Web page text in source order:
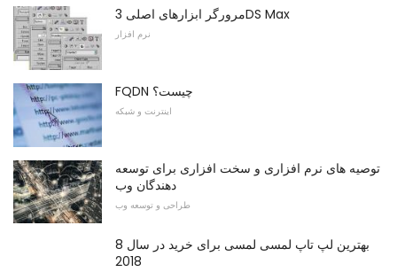
مرورگر ابزارهای اصلی 3DS Max
نرم افزار
FQDN چیست؟
اینترنت و شبکه
توصیه های نرم افزاری و سخت افزاری برای توسعه
دهندگان وب
طراحی و توسعه وب
8 بهترین لپ تاپ لمسی لمسی برای خرید در سال
2018